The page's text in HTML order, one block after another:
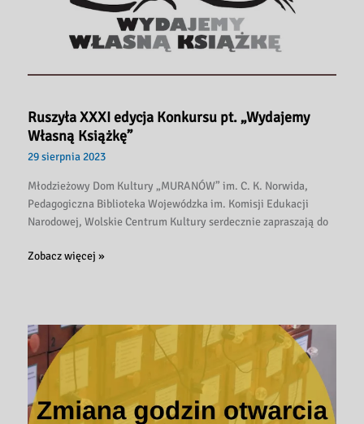
Ruszyła XXXI edycja Konkursu pt. „Wydajemy
Własną Książkę”
29 sierpnia 2023
Młodzieżowy Dom Kultury „MURANÓW” im. C. K. Norwida,
Pedagogiczna Biblioteka Wojewódzka im. Komisji Edukacji
Narodowej, Wolskie Centrum Kultury serdecznie zapraszają do
Ruszyła
pt.
„Wydajemy
Własną
Książkę”
Zobacz więcej »